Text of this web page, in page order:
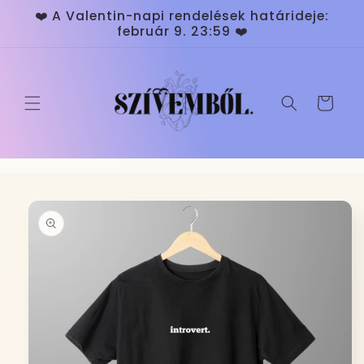
Ugrás a
tartalomhoz
❤️ A Valentin-napi rendelések határideje:
február 9. 23:59 ❤️
Kosár
a